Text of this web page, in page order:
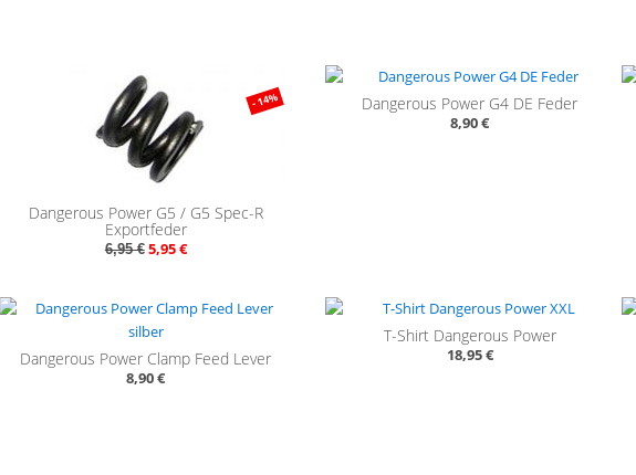
- 14%
Dangerous Power G5 / G5 Spec-R
Exportfeder
6,95 €5,95 €
Dangerous Power G4 DE Feder
8,90 €
Dangerous Power Clamp Feed Lever
8,90 €
T-Shirt Dangerous Power
18,95 €